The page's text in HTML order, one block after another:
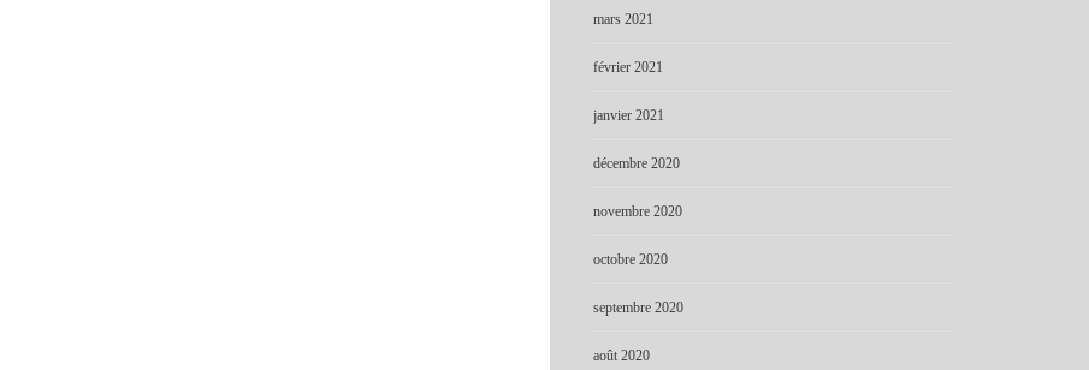
mars 2021
février 2021
janvier 2021
décembre 2020
novembre 2020
octobre 2020
septembre 2020
août 2020